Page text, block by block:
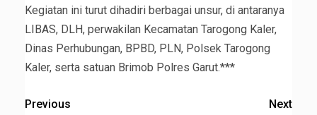
Kegiatan ini turut dihadiri berbagai unsur, di antaranya
LIBAS, DLH, perwakilan Kecamatan Tarogong Kaler,
Dinas Perhubungan, BPBD, PLN, Polsek Tarogong
Kaler, serta satuan Brimob Polres Garut.***
Previous
Next